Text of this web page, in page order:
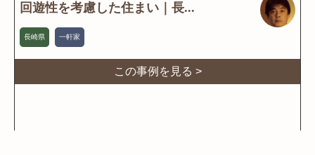
回遊性を考慮した住まい｜長...
長崎県 一軒家
この事例を見る >